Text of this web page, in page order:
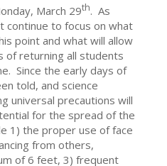
March 29th. As
continue to focus on what
point and what will allow
of returning all students
Since the early days of
told, and science
universal precautions will
for the spread of the
1) the proper use of face
from others,
of 6 feet, 3) frequent